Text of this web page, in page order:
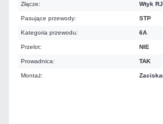
Złącze: Wtyk
Pasujące przewody: STP
Kategoria przewodu: 6A
Przelot: NIE
Prowadnica: TAK
Montaż: